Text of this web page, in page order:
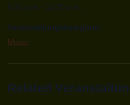
9:30 p.m. - 11:30 p.m.
Veranstaltungskategorie:
Music
Related